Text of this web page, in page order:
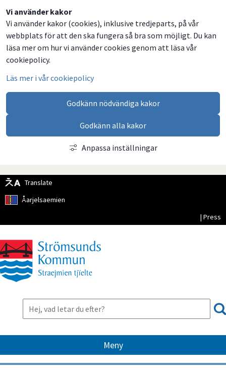
Vi använder kakor
Vi använder kakor (cookies), inklusive tredjeparts, på vår
webbplats för att den ska fungera så bra som möjligt. Du kan
läsa mer om hur vi använder cookies genom att läsa vår
cookiepolicy.
Läs mer i vår cookiepolicy
Godkänn nödvändiga kakor
Godkänn alla kakor
Anpassa inställningar
Translate
Åarjelsaemien
| Press
Meny
Dela
på
Facebook
Dela
på
Twitter
Dela
på
LinkedIn
Dela
via
email